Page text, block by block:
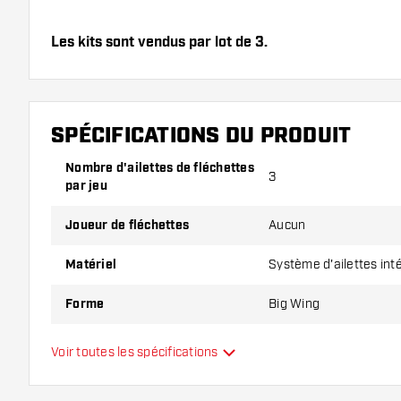
Les kits sont vendus par lot de 3.
Veillez à disposer d'un grand nombre d'ailettes et
endommagés ou cassés à l'usage.
Essayez une forme, un matériau ou une épaisseur
pour découvrir la variante qui vous convient le
SPÉCIFICATIONS DU PRODUIT
Nombre d'ailettes de fléchettes
par jeu
3
Joueur de fléchettes Aucun
Matériel Système d'ailettes
Forme Big Wing
Type
Flexibilité
Voir toutes les spécifications